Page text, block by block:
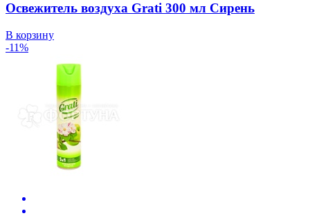
Освежитель воздуха Grati 300 мл Сирень
В корзину
-11%